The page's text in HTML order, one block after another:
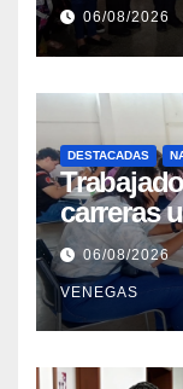
vida
06/08/2026
DESTACADAS
carreras
convenio
UCV
06/08/2026
VENEGAS